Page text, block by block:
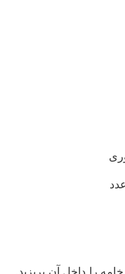
را داخل آن بریزید‌.